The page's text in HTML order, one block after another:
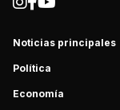
Noticias principales
Política
Economía